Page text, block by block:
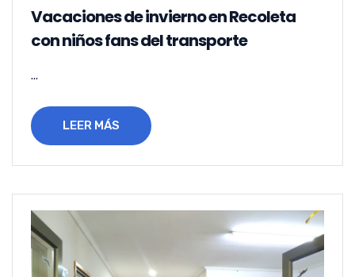
Vacaciones de invierno en Recoleta
con niños fans del transporte
...
LEER MÁS